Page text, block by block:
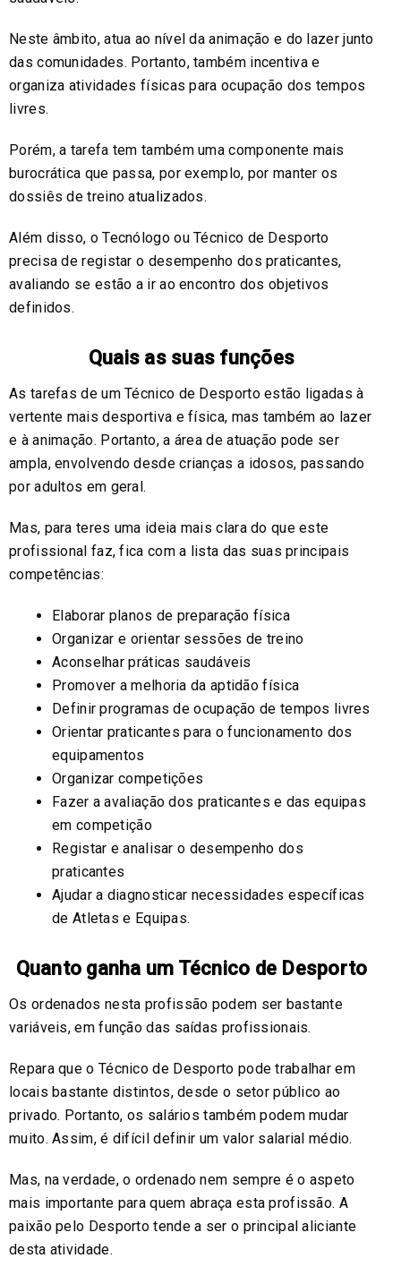
Neste âmbito, atua ao nível da animação e do lazer junto
das comunidades. Portanto, também incentiva e
organiza atividades físicas para ocupação dos tempos
livres.
Porém, a tarefa tem também uma componente mais
burocrática que passa, por exemplo, por manter os
dossiês de treino atualizados.
Além disso, o Tecnólogo ou Técnico de Desporto
precisa de registar o desempenho dos praticantes,
avaliando se estão a ir ao encontro dos objetivos
definidos.
Quais as suas funções
As tarefas de um Técnico de Desporto estão ligadas à
vertente mais desportiva e física, mas também ao lazer
e à animação. Portanto, a área de atuação pode ser
ampla, envolvendo desde crianças a idosos, passando
por adultos em geral.
Mas, para teres uma ideia mais clara do que este
profissional faz, fica com a lista das suas principais
competências:
Elaborar planos de preparação física
Organizar e orientar sessões de treino
Aconselhar práticas saudáveis
Promover a melhoria da aptidão física
Definir programas de ocupação de tempos livres
Orientar praticantes para o funcionamento dos
equipamentos
Organizar competições
Fazer a avaliação dos praticantes e das equipas
em competição
Registar e analisar o desempenho dos
praticantes
Ajudar a diagnosticar necessidades específicas
de Atletas e Equipas.
Quanto ganha um Técnico de Desporto
Os ordenados nesta profissão podem ser bastante
variáveis, em função das saídas profissionais.
Repara que o Técnico de Desporto pode trabalhar em
locais bastante distintos, desde o setor público ao
privado. Portanto, os salários também podem mudar
muito. Assim, é difícil definir um valor salarial médio.
Mas, na verdade, o ordenado nem sempre é o aspeto
mais importante para quem abraça esta profissão. A
paixão pelo Desporto tende a ser o principal aliciante
desta atividade.